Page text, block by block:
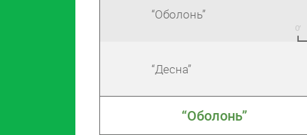
“Оболонь”
“Десна”
“Оболонь”